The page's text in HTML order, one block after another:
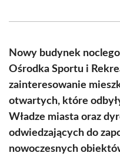
(Twitter)
Nowy budynek
Ośrodka Sportu i
zainteresowanie
otwartych, które
Władze miasta oraz
odwiedzających do
nowoczesnych